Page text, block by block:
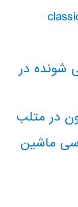
شونده در
در متلب
ماشین